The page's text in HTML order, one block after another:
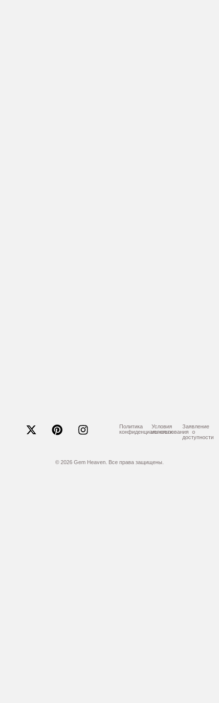
Политика
конфиденциальности
Условия
использования
Заявление
о
доступности
© 2026 Gem Heaven. Все права защищены.